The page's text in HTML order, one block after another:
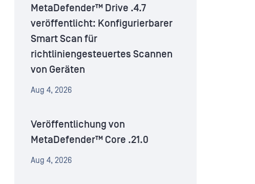
MetaDefender™ Drive .4.7
veröffentlicht: Konfigurierbarer
Smart Scan für
richtliniengesteuertes Scannen
von Geräten
Aug 4, 2026
Veröffentlichung von
MetaDefender™ Core .21.0
Aug 4, 2026